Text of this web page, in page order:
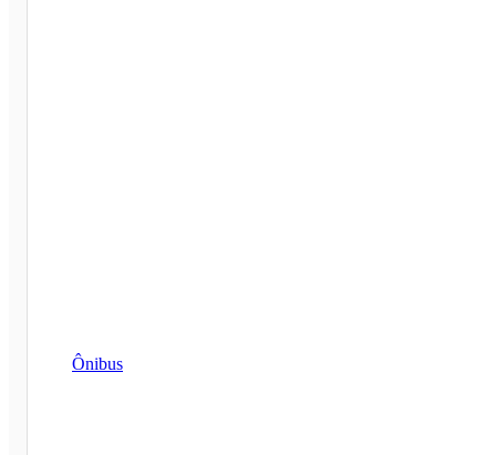
Ônibus